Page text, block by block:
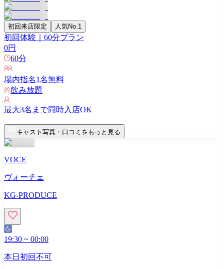
初回来店限定 人気No.1
初回体験｜60分プラン
0円
60分
場内指名1名無料
飲み放題
最大3名まで同時入店OK
キャスト写真・口コミをもっと見る
VOCE
ヴォーチェ
KG-PRODUCE
19:30 ~ 00:00
本日初回不可